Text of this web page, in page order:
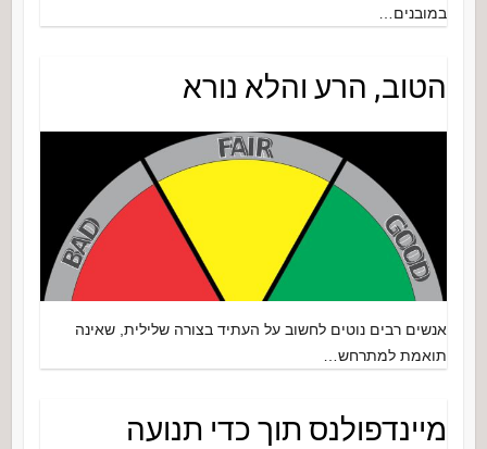
במובנים…
הטוב, הרע והלא נורא
אנשים רבים נוטים לחשוב על העתיד בצורה שלילית, שאינה
תואמת למתרחש…
מיינדפולנס תוך כדי תנועה